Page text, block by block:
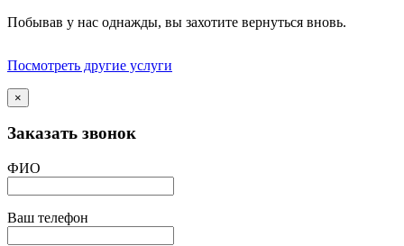
Побывав у нас однажды, вы захотите вернуться вновь.
Посмотреть другие услуги
×
Заказать звонок
ФИО
Ваш телефон